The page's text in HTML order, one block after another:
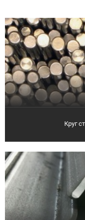
Круг